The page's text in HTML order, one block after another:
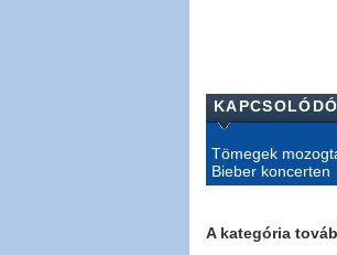
Tömegek
Bieber koncerten
A kategória